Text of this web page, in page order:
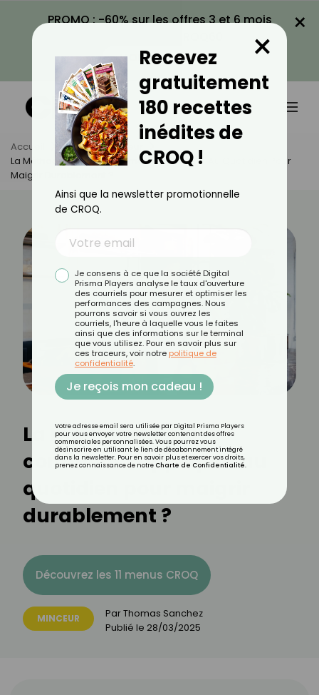
PROMO : -60% sur les offres 3 et 6 mois
VOIR LA PROMO
×
Accueil Actus
Minceur
La Méthode Des 3V : Comment L’appliquer Au Quotidien Pour
Maigrir Durablement ?
La méthode des 3V :
comment l’appliquer au
quotidien pour maigrir
durablement ?
Découvrez les 11 menus CROQ
MINCEUR ParThomas Sanchez
Publié le 28/03/2025
Recevez
gratuitement
180 recettes
inédites de
CROQ !
×
Ainsi que la newsletter promotionnelle
de CROQ.
Je consens à ce que la société Digital
Prisma Players analyse le taux d'ouverture
des courriels pour mesurer et optimiser les
performances des campagnes. Nous
pourrons savoir si vous ouvrez les
courriels, l'heure à laquelle vous le faites
ainsi que des informations sur le terminal
que vous utilisez. Pour en savoir plus sur
ces traceurs, voir notre politique de
confidentialité.
Je reçois mon cadeau !
Votre adresse email sera utilisée par Digital Prisma Players
pour vous envoyer votre newsletter contenant des offres
commerciales personnalisées. Vous pourrez vous
désinscrire en utilisant le lien de désabonnement intégré
dans la newsletter. Pour en savoir plus et exercer vos droits,
prenez connaissance de notre Charte de Confidentialité.